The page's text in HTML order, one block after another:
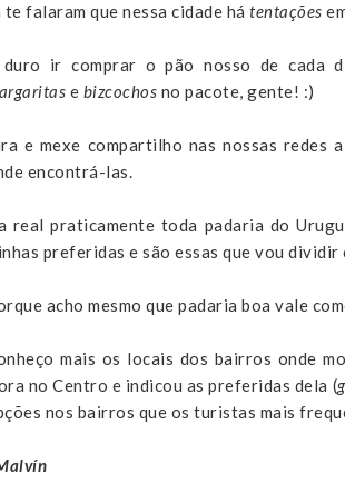
te falaram que nessa cidade há tentações
duro ir comprar o pão nosso de cada
e bizcochos no pacote, gente! :)
e mexe compartilho nas nossas redes
encontrá-las.
real praticamente toda padaria do
preferidas e são essas que vou dividir
acho mesmo que padaria boa vale
mais os locais dos bairros onde
no Centro e indicou as preferidas dela (
nos bairros que os turistas mais